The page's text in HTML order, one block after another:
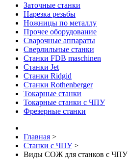
Заточные станки
Нарезка резьбы
Ножницы по металлу
Прочее оборудование
Сварочные аппараты
Сверлильные станки
Станки FDB maschinen
Станки Jet
Станки Ridgid
Станки Rothenberger
Токарные станки
Токарные станки с ЧПУ
Фрезерные станки
Главная >
Станки с ЧПУ >
Виды СОЖ для станков с ЧПУ